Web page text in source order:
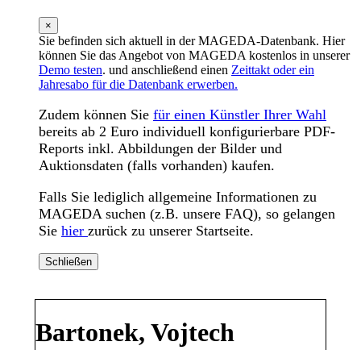
×
Sie befinden sich aktuell in der MAGEDA-Datenbank. Hier
können Sie das Angebot von MAGEDA kostenlos in unserer
Demo testen. und anschließend einen Zeittakt oder ein
Jahresabo für die Datenbank erwerben.
Zudem können Sie für einen Künstler Ihrer Wahl
bereits ab 2 Euro individuell konfigurierbare PDF-
Reports inkl. Abbildungen der Bilder und
Auktionsdaten (falls vorhanden) kaufen.
Falls Sie lediglich allgemeine Informationen zu
MAGEDA suchen (z.B. unsere FAQ), so gelangen
Sie hier zurück zu unserer Startseite.
Schließen
Bartonek, Vojtech